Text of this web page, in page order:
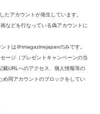
アカウントが発生しています。
などを行なっている偽アカウントに
トは＠tmagazinejapanのみです。
ージ（プレゼントキャンペーンの当
載URLへのアクセス、個人情報等の
め同アカウントのブロックをしてい